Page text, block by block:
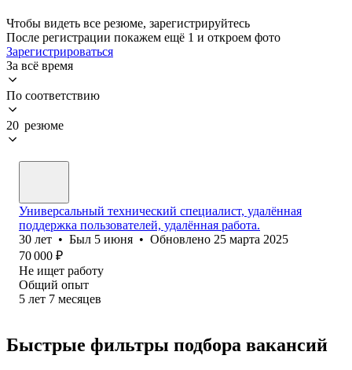
Чтобы видеть все резюме, зарегистрируйтесь
После регистрации покажем ещё 1 и откроем фото
Зарегистрироваться
За всё время
По соответствию
20 резюме
Универсальный технический специалист, удалённая
поддержка пользователей, удалённая работа.
30 лет • Был 5 июня • Обновлено 25 марта 2025
70 000 ₽
Не ищет работу
Общий опыт
5 лет 7 месяцев
Быстрые фильтры подбора вакансий